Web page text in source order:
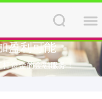
盈利可能
资金的金融服务！